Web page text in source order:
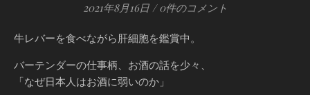
2021年8月16日 / 0件のコメント
牛レバーを食べながら肝細胞を鑑賞中。
バーテンダーの仕事柄、お酒の話を少々、
「なぜ日本人はお酒に弱いのか」